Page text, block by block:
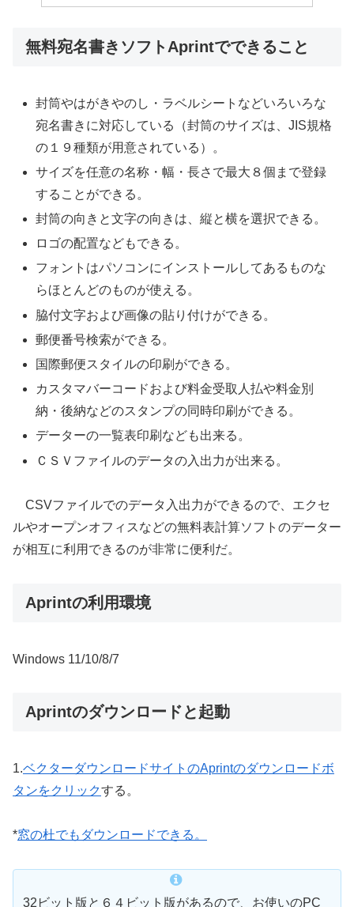
無料宛名書きソフトAprintでできること
封筒やはがきやのし・ラベルシートなどいろいろな
宛名書きに対応している（封筒のサイズは、JIS規格
の１９種類が用意されている）。
サイズを任意の名称・幅・長さで最大８個まで登録
することができる。
封筒の向きと文字の向きは、縦と横を選択できる。
ロゴの配置などもできる。
フォントはパソコンにインストールしてあるものな
らほとんどのものが使える。
脇付文字および画像の貼り付けができる。
郵便番号検索ができる。
国際郵便スタイルの印刷ができる。
カスタマバーコードおよび料金受取人払や料金別
納・後納などのスタンプの同時印刷ができる。
データーの一覧表印刷なども出来る。
ＣＳＶファイルのデータの入出力が出来る。
CSVファイルでのデータ入出力ができるので、エクセ
ルやオープンオフィスなどの無料表計算ソフトのデーター
が相互に利用できるのが非常に便利だ。
Aprintの利用環境
Windows 11/10/8/7
Aprintのダウンロードと起動
1.ベクターダウンロードサイトのAprintのダウンロードボ
タンをクリックする。
*窓の杜でもダウンロードできる。
32ビット版と６４ビット版があるので、お使いのPC